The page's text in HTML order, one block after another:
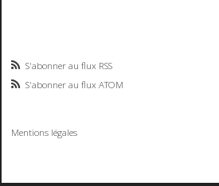
S'abonner au flux RSS
S'abonner au flux ATOM
Mentions légales